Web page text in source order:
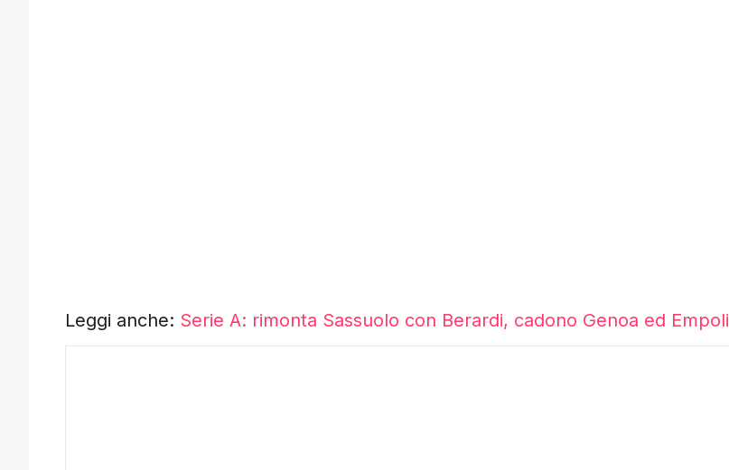
Leggi anche: Serie A: rimonta Sassuolo con Berardi, cadono Genoa ed Empoli